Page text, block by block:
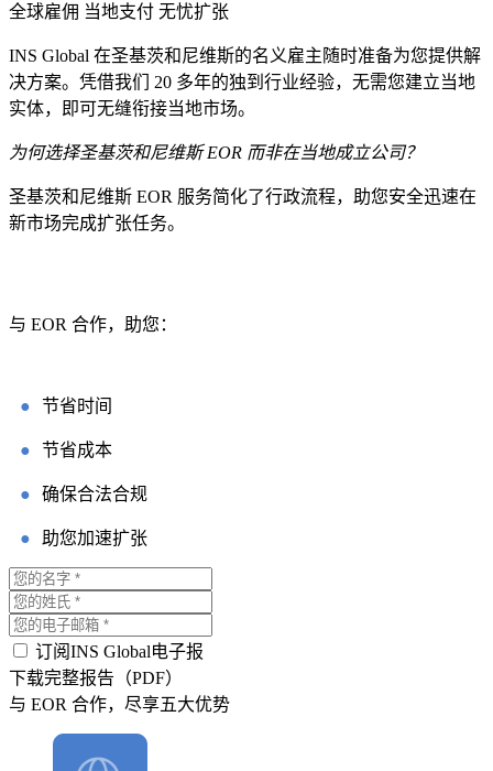
全球雇佣 当地支付 无忧扩张
INS Global 在圣基茨和尼维斯的名义雇主随时准备为您提供解
决方案。凭借我们 20 多年的独到行业经验，无需您建立当地
实体，即可无缝衔接当地市场。
为何选择圣基茨和尼维斯 EOR 而非在当地成立公司？
圣基茨和尼维斯 EOR 服务简化了行政流程，助您安全迅速在
新市场完成扩张任务。
与 EOR 合作，助您：
● 节省时间
● 节省成本
● 确保合法合规
● 助您加速扩张
订阅INS Global电子报
下载完整报告（PDF）
与 EOR 合作，尽享五大优势